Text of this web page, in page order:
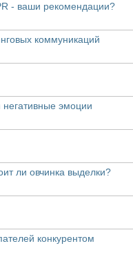
- ваши рекомендации?
коммуникаций
эмоции
ли овчинка выделки?
конкурентом